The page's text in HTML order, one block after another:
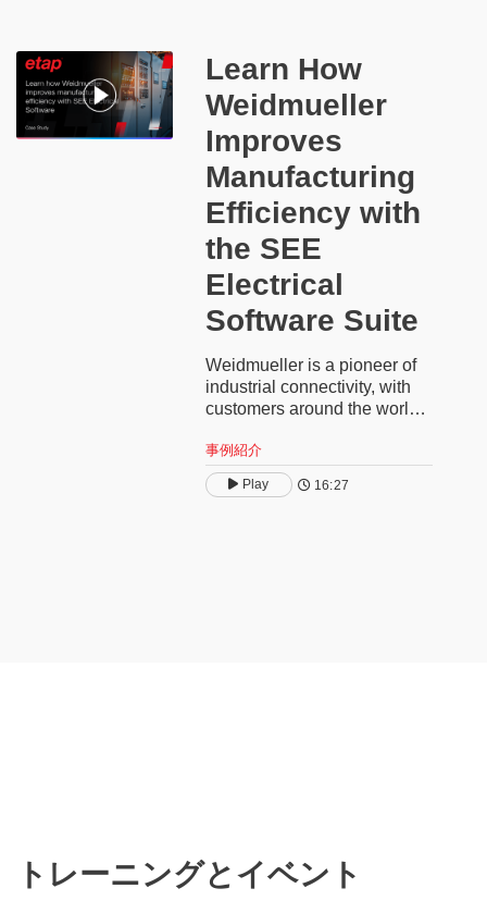
Learn How
Weidmueller
Improves
Manufacturing
Efficiency with
the SEE
Electrical
Software Suite
Weidmueller is a pioneer of
industrial connectivity, with
customers around the world
control cabinets. In this case
study, you’ll gain a better
understanding of the
panel building.
事例紹介
Play 16:27
トレーニングとイベント